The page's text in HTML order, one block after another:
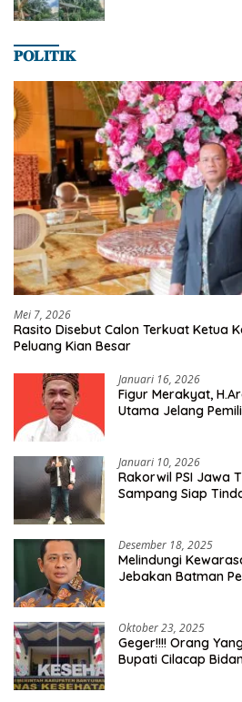
𝐏𝐎𝐋𝐈𝐓𝐈𝐊
Mei 7, 2026
Rasito Disebut Calon Terkuat Ketua
Peluang Kian Besar
Januari 16, 2026
Figur Merakyat,
Utama Jelang
Januari 10, 2026
Rakorwil PSI Jawa
Sampang Siap
Desember 18, 2025
Melindungi
Jebakan Batman
Oktober 23, 2025
Geger!!!! Orang
Bupati Cilacap